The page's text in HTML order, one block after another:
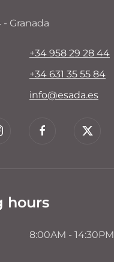
- Granada
+34 958 29 28 44
+34 631 35 55 84
info@esada.es
hours
8:00AM - 14:30PM